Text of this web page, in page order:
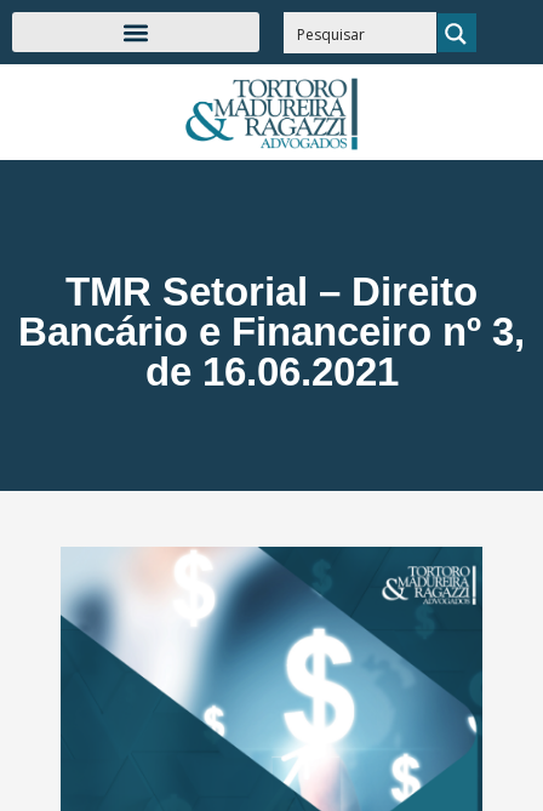
TMR Setorial – Direito
Bancário e Financeiro nº 3,
de 16.06.2021